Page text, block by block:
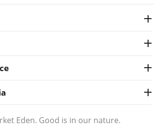
Eden. Good is in our nature.